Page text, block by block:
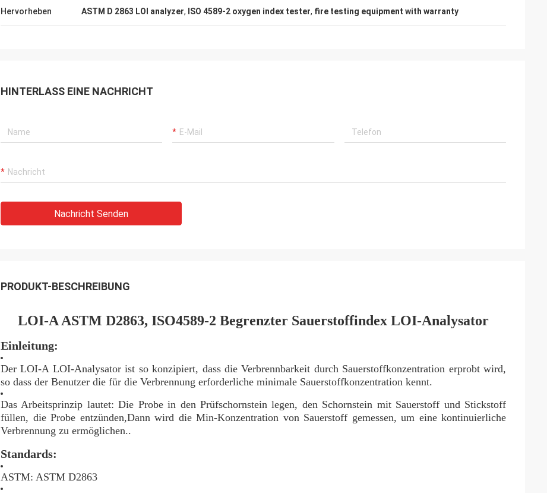
Hervorheben ASTM D 2863 LOI analyzer, ISO 4589-2 oxygen index tester, fire testing equipment with warranty
HINTERLASS EINE NACHRICHT
Nachricht Senden
PRODUKT-BESCHREIBUNG
LOI-A ASTM D2863, ISO4589-2 Begrenzter Sauerstoffindex LOI-Analysator
Einleitung:
Der LOI-A LOI-Analysator ist so konzipiert, dass die Verbrennbarkeit durch Sauerstoffkonzentration erprobt wird,
so dass der Benutzer die für die Verbrennung erforderliche minimale Sauerstoffkonzentration kennt.
Das Arbeitsprinzip lautet: Die Probe in den Prüfschornstein legen, den Schornstein mit Sauerstoff und Stickstoff
füllen, die Probe entzünden,Dann wird die Min-Konzentration von Sauerstoff gemessen, um eine kontinuierliche
Verbrennung zu ermöglichen..
Standards:
ASTM: ASTM D2863